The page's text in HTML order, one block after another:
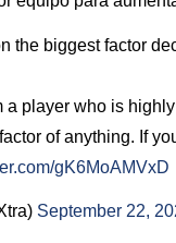
the biggest factor
a player who is
of anything. If
gK6MoAMVxD
September 22,